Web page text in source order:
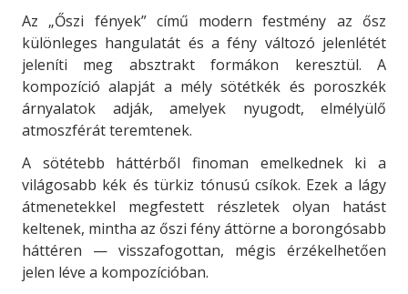
Az „Őszi fények” című modern festmény az ősz
különleges hangulatát és a fény változó jelenlétét
jeleníti meg absztrakt formákon keresztül. A
kompozíció alapját a mély sötétkék és poroszkék
árnyalatok adják, amelyek nyugodt, elmélyülő
atmoszférát teremtenek.
A sötétebb háttérből finoman emelkednek ki a
világosabb kék és türkiz tónusú csíkok. Ezek a lágy
átmenetekkel megfestett részletek olyan hatást
keltenek, mintha az őszi fény áttörne a borongósabb
háttéren — visszafogottan, mégis érzékelhetően
jelen léve a kompozícióban.